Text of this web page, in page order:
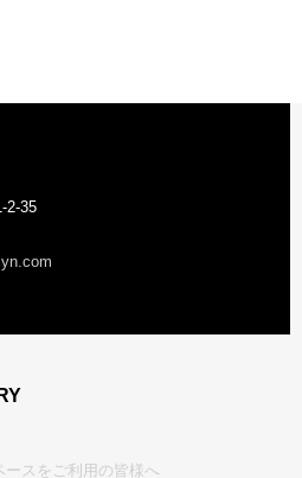
2-35
ースをご利用の皆様へ